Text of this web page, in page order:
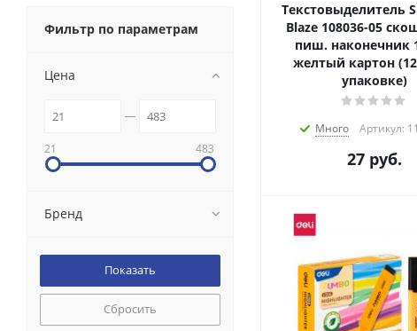
Текстовыделитель
Blaze 108036-05
пиш. наконечник
желтый картон
упаковке)
Много Артикул:
27руб.
Фильтр по параметрам
Цена
21 483
Бренд
Сбросить